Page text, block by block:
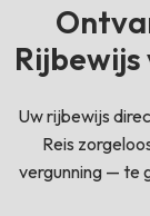
Rijbewijs
Uw rijbewijs
Reis
vergunning — te